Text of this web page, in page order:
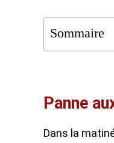
Sommaire
Panne
Dans la